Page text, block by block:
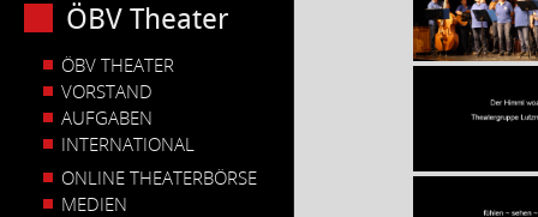
ÖBV Theater
ÖBV THEATER
VORSTAND
AUFGABEN
INTERNATIONAL
ONLINE THEATERBÖRSE
MEDIEN